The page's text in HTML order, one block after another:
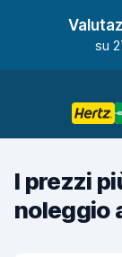
su
I prezzi
noleggio